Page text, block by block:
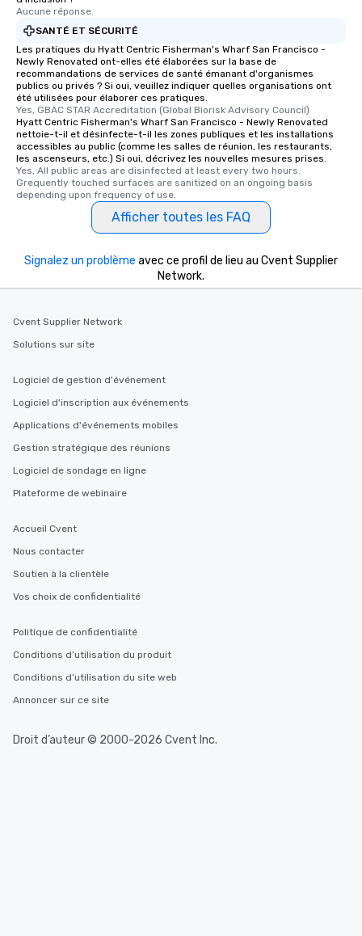
Aucune réponse.
SANTÉ ET SÉCURITÉ
Les pratiques du Hyatt Centric Fisherman's Wharf San Francisco -
Newly Renovated ont-elles été élaborées sur la base de
recommandations de services de santé émanant d'organismes
publics ou privés ? Si oui, veuillez indiquer quelles organisations ont
été utilisées pour élaborer ces pratiques.
Yes, GBAC STAR Accreditation (Global Biorisk Advisory Council)
Hyatt Centric Fisherman's Wharf San Francisco - Newly Renovated
nettoie-t-il et désinfecte-t-il les zones publiques et les installations
accessibles au public (comme les salles de réunion, les restaurants,
les ascenseurs, etc.) Si oui, décrivez les nouvelles mesures prises.
Yes, All public areas are disinfected at least every two hours.
Grequently touched surfaces are sanitized on an ongoing basis
depending upon frequency of use.
Afficher toutes les FAQ
Signalez un problème avec ce profil de lieu au Cvent Supplier
Network.
Cvent Supplier Network
Solutions sur site
Logiciel de gestion d'événement
Logiciel d'inscription aux événements
Applications d'événements mobiles
Gestion stratégique des réunions
Logiciel de sondage en ligne
Plateforme de webinaire
Accueil Cvent
Nous contacter
Soutien à la clientèle
Vos choix de confidentialité
Politique de confidentialité
Conditions d’utilisation du produit
Conditions d’utilisation du site web
Annoncer sur ce site
Droit d’auteur © 2000-2026 Cvent Inc.